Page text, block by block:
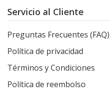
Servicio al Cliente
Preguntas Frecuentes (FAQ)
Política de privacidad
Términos y Condiciones
Política de reembolso